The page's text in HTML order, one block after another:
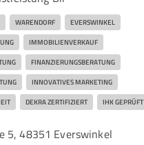
WARENDORF EVERSWINKEL
IMMOBILIENVERKAUF
FINANZIERUNGSBERATUNG
INNOVATIVES MARKETING
DEKRA ZERTIFIZIERT IHK GEPRÜFT
5, 48351 Everswinkel